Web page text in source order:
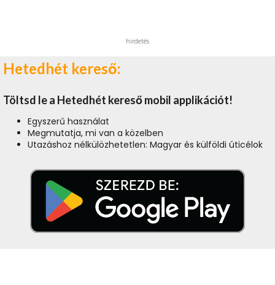
hirdetés
Hetedhét kereső:
Töltsd le a Hetedhét kereső mobil applikációt!
Egyszerű használat
Megmutatja, mi van a közelben
Utazáshoz nélkülözhetetlen: Magyar és külföldi úticélok